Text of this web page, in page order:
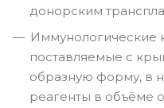
донорским
Иммунологические
поставляемые с
образную форму, в
реагенты в объёме